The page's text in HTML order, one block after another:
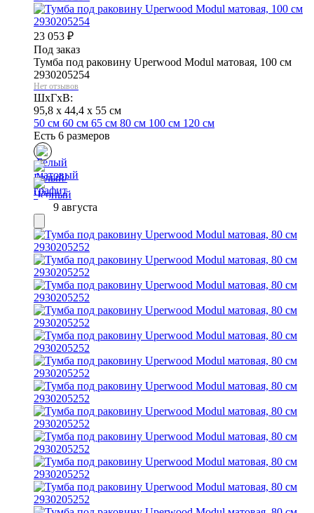
23 053 ₽
Под заказ
Тумба под раковину Uperwood Modul матовая, 100 см
2930205254
Нет отзывов
ШхГхВ:
95,8 x 44,4 x 55 см
50 см 60 см 65 см 80 см 100 см 120 см
Есть 6 размеров
9 августа